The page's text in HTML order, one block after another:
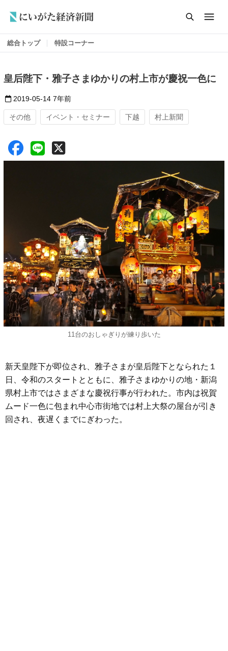
総合トップ 特設コーナー
皇后陛下・雅子さまゆかりの村上市が慶祝一色に
2019-05-14 7年前
その他 イベント・セミナー 下越 村上新聞
11台のおしゃぎりが練り歩いた
新天皇陛下が即位され、雅子さまが皇后陛下となられた１
日、令和のスタートとともに、雅子さまゆかりの地・新潟
県村上市ではさまざまな慶祝行事が行われた。市内は祝賀
ムード一色に包まれ中心市街地では村上大祭の屋台が引き
回され、夜遅くまでにぎわった。